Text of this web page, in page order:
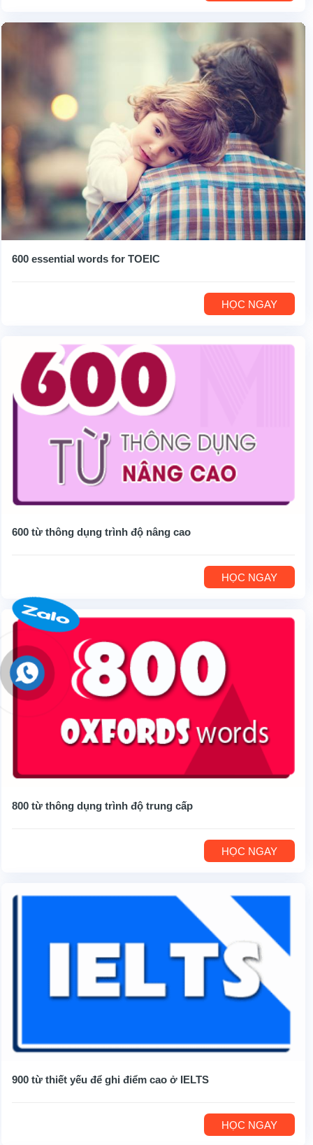
600 essential words for TOEIC
HỌC NGAY
600 từ thông dụng trình độ nâng cao
HỌC NGAY
800 từ thông dụng trình độ trung cấp
HỌC NGAY
900 từ thiết yếu để ghi điểm cao ở IELTS
HỌC NGAY